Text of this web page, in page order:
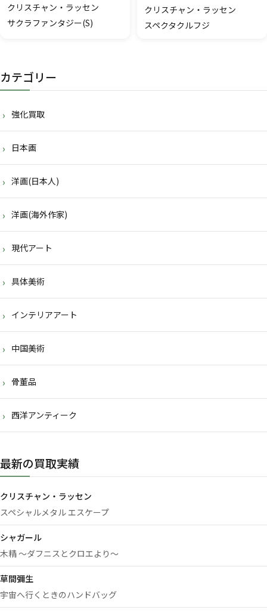
クリスチャン・ラッセン
サクラファンタジー(S)
クリスチャン・ラッセン
スペクタクルフジ
カテゴリー
強化買取
日本画
洋画(日本人)
洋画(海外作家)
現代アート
具体美術
インテリアアート
中国美術
骨董品
西洋アンティーク
最新の買取実績
クリスチャン・ラッセン
スペシャルメタル エスケープ
シャガール
木精 ～ダフニスとクロエより～
草間彌生
宇宙へ行くときのハンドバッグ